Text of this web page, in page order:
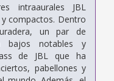
intraaurales JBL
compactos. Dentro
un par de
bajos notables y
de JBL que ha
pabellones y